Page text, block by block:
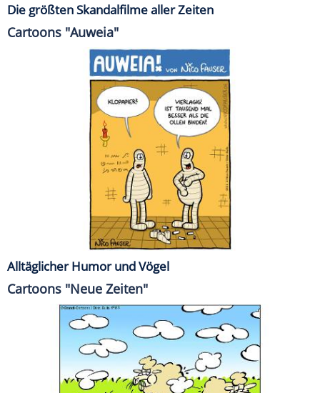
Die größten Skandalfilme aller Zeiten
Cartoons "Auweia"
Alltäglicher Humor und Vögel
Cartoons "Neue Zeiten"